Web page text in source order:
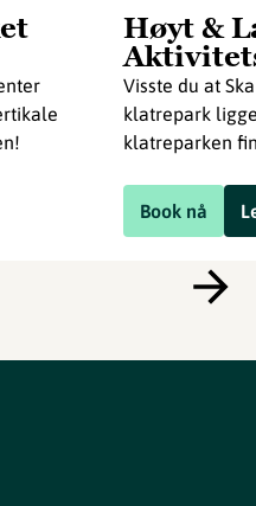
Høyt &
Visste du at
klatrepark
klatreparken
Book nå